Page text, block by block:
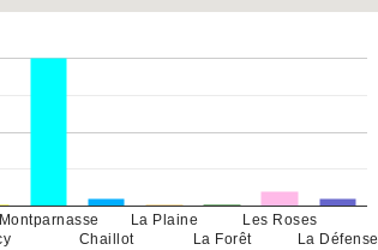
Montparnasse
Chaillot
La Plaine
La Forêt
Les Roses
La Défense